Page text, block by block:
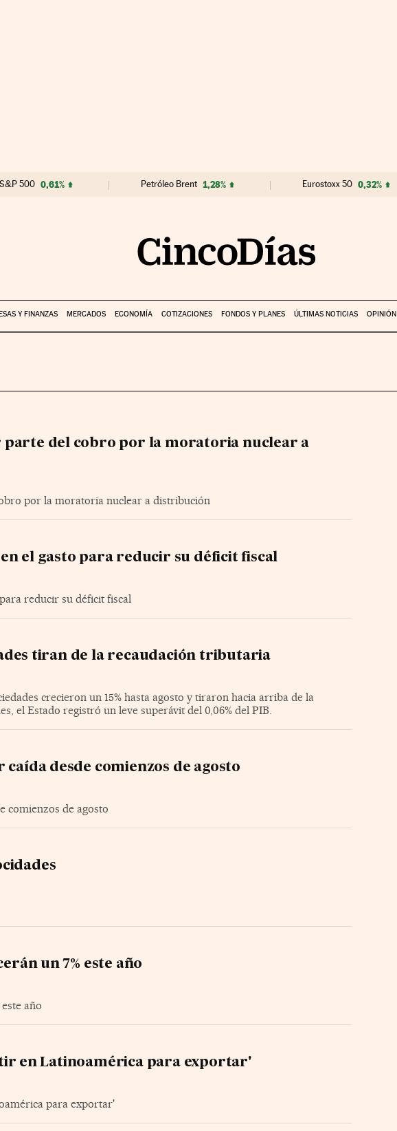
S&P 500 0,61% Petróleo Brent 1,28% Eurostoxx 50 0,32%
Y FINANZAS MERCADOS ECONOMÍA COTIZACIONES FONDOS Y PLANES ÚLTIMAS NOTICIAS OPINIÓN
parte del cobro por la moratoria nuclear a
por la moratoria nuclear a distribución
el gasto para reducir su déficit fiscal
reducir su déficit fiscal
tiran de la recaudación tributaria
crecieron un 15% hasta agosto y tiraron hacia arriba de la
el Estado registró un leve superávit del 0,06% del PIB.
desde comienzos de agosto
comienzos de agosto
un 7% este año
año
en Latinoamérica para exportar'
para exportar'